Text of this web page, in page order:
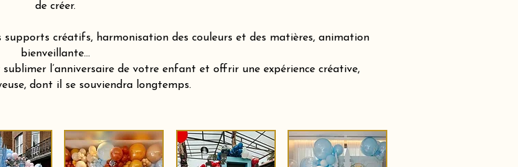
de créer.
supports créatifs, harmonisation des couleurs et des matières, animation
bienveillante…
l’anniversaire de votre enfant et offrir une expérience créative,
dont il se souviendra longtemps.